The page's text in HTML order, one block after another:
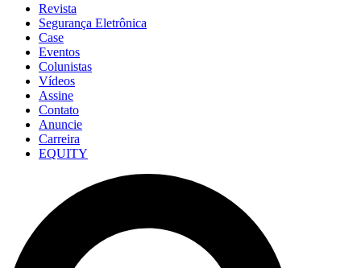
Revista
Segurança Eletrônica
Case
Eventos
Colunistas
Vídeos
Assine
Contato
Anuncie
Carreira
EQUITY